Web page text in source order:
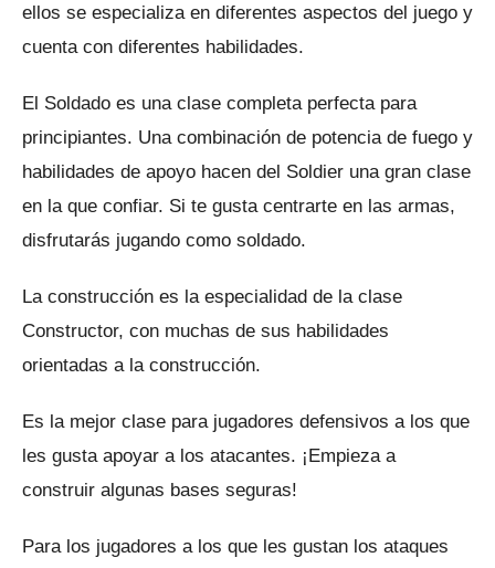
ellos se especializa en diferentes aspectos del juego y
cuenta con diferentes habilidades.
El Soldado es una clase completa perfecta para
principiantes. Una combinación de potencia de fuego y
habilidades de apoyo hacen del Soldier una gran clase
en la que confiar. Si te gusta centrarte en las armas,
disfrutarás jugando como soldado.
La construcción es la especialidad de la clase
Constructor, con muchas de sus habilidades
orientadas a la construcción.
Es la mejor clase para jugadores defensivos a los que
les gusta apoyar a los atacantes. ¡Empieza a
construir algunas bases seguras!
Para los jugadores a los que les gustan los ataques